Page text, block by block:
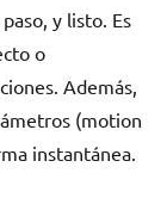
y listo. Es
o
Además,
(motion
instantánea.